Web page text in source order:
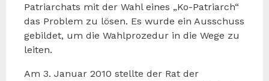
Patriarchats mit der Wahl eines „Ko-Patriarch“
das Problem zu lösen. Es wurde ein Ausschuss
gebildet, um die Wahlprozedur in die Wege zu
leiten.
Am 3. Januar 2010 stellte der Rat der